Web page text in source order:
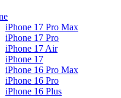
iPhone 17 Pro Max
iPhone 17 Pro
iPhone 17 Air
iPhone 17
iPhone 16 Pro Max
iPhone 16 Pro
iPhone 16 Plus